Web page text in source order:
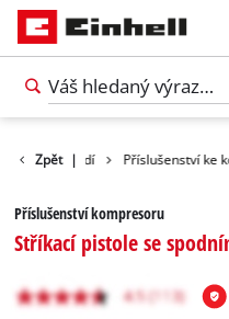
Zpět |
nářadí Příslušenství ke
Příslušenství kompresoru
Stříkací pistole se